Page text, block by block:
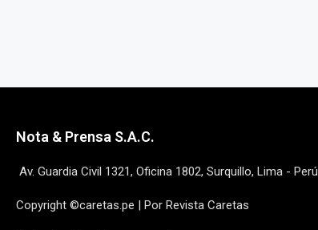
Nota & Prensa S.A.C.
Av. Guardia Civil 1321, Oficina 1802, Surquillo, Lima - Perú
Copyright ©caretas.pe | Por Revista Caretas